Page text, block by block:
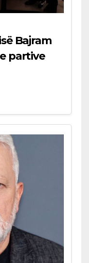
Bajram
partive